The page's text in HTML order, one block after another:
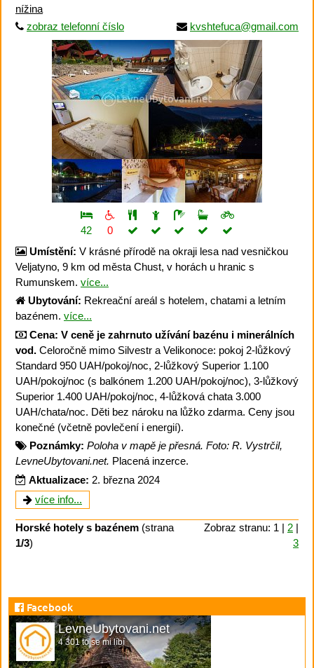
nížina
zobraz telefonní číslo
kvshtefuca@gmail.com
42
0
Umístění: V krásné přírodě na okraji lesa nad vesničkou
Veljatyno, 9 km od města Chust, v horách u hranic s
Rumunskem. více...
Ubytování: Rekreační areál s hotelem, chatami a letním
bazénem. více...
Cena: V ceně je zahrnuto užívání bazénu i minerálních
vod. Celoročně mimo Silvestr a Velikonoce: pokoj 2-lůžkový
Standard 950 UAH/pokoj/noc, 2-lůžkový Superior 1.100
UAH/pokoj/noc (s balkónem 1.200 UAH/pokoj/noc), 3-lůžkový
Superior 1.400 UAH/pokoj/noc, 4-lůžková chata 3.000
UAH/chata/noc. Děti bez nároku na lůžko zdarma. Ceny jsou
konečné (včetně povlečení i energií).
Poznámky: Poloha v mapě je přesná. Foto: R. Vystrčil,
LevneUbytovani.net. Placená inzerce.
Aktualizace: 2. března 2024
více info...
Horské hotely s bazénem (strana
1/3)
Zobraz stranu: 1 | 2 |
3
Facebook
LevneUbytovani.net
4 301 to se mi líbí